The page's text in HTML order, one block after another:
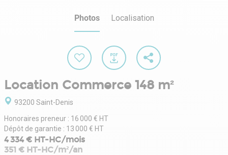
Photos Localisation
Location Commerce 148 m²
93200 Saint-Denis
Honoraires preneur : 16 000 € HT
Dépôt de garantie : 13 000 € HT
4 334 € HT-HC/mois
351 € HT-HC/m²/an